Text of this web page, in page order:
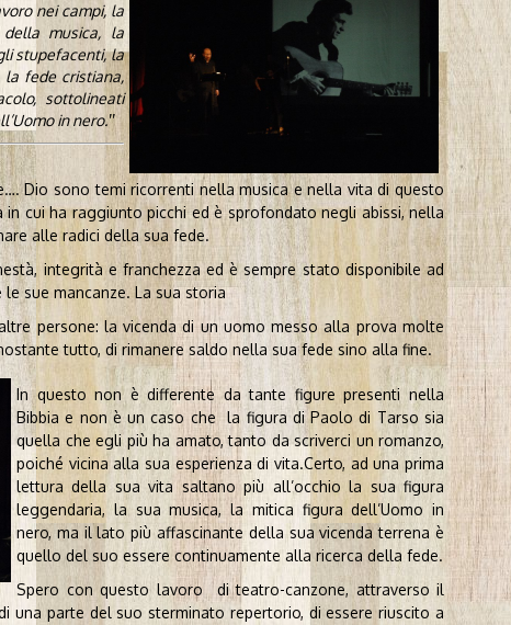
nei campi, la
musica, la
stupefacenti, la
la fede cristiana,
sottolineati
in nero.
Dio sono temi ricorrenti nella musica e nella vita di questo
in cui ha raggiunto picchi ed è sprofondato negli abissi, nella
alle radici della sua fede.
integrità e franchezza ed è sempre stato disponibile ad
sue mancanze. La sua storia
persone: la vicenda di un uomo messo alla prova molte
tutto, di rimanere saldo nella sua fede sino alla fine.
In questo non èdifferente da tante figure presenti nella
Bibbia e non è un caso che la figura di Paolo di Tarso sia
quella che egli più ha amato, tanto da scriverci un romanzo,
poiché vicina alla sua esperienza di vita.Certo, ad una prima
lettura della sua vita saltano più all’occhio la sua figura
leggendaria, la sua musica, la mitica figura dell’Uomo in
nero, ma il lato più affascinante della sua vicenda terrena è
quello del suo essere continuamente alla ricerca della fede.
Spero con questo lavoro di teatro-canzone, attraverso il
una parte del suo sterminato repertorio, di essere riuscito a